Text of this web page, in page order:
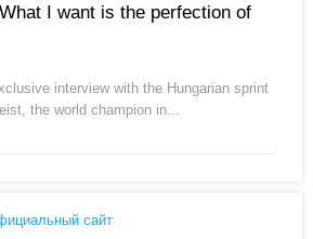
I want is the perfection of
interview with the Hungarian sprint
the world champion in...
сайт